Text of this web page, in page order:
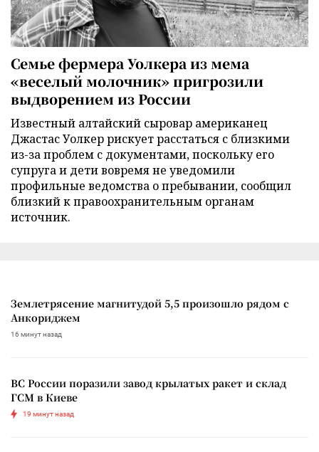
Семье фермера Уолкера из мема
«веселый молочник» пригрозили
выдворением из России
Известный алтайский сыровар американец
Джастас Уолкер рискует расстаться с близкими
из-за проблем с документами, поскольку его
супруга и дети вовремя не уведомили
профильные ведомства о пребывании, сообщил
близкий к правоохранительным органам
источник.
Землетрясение магнитудой 5,5 произошло рядом с
Анкориджем
16 минут назад
ВС России поразили завод крылатых ракет и склад
ГСМ в Киеве
19 минут назад